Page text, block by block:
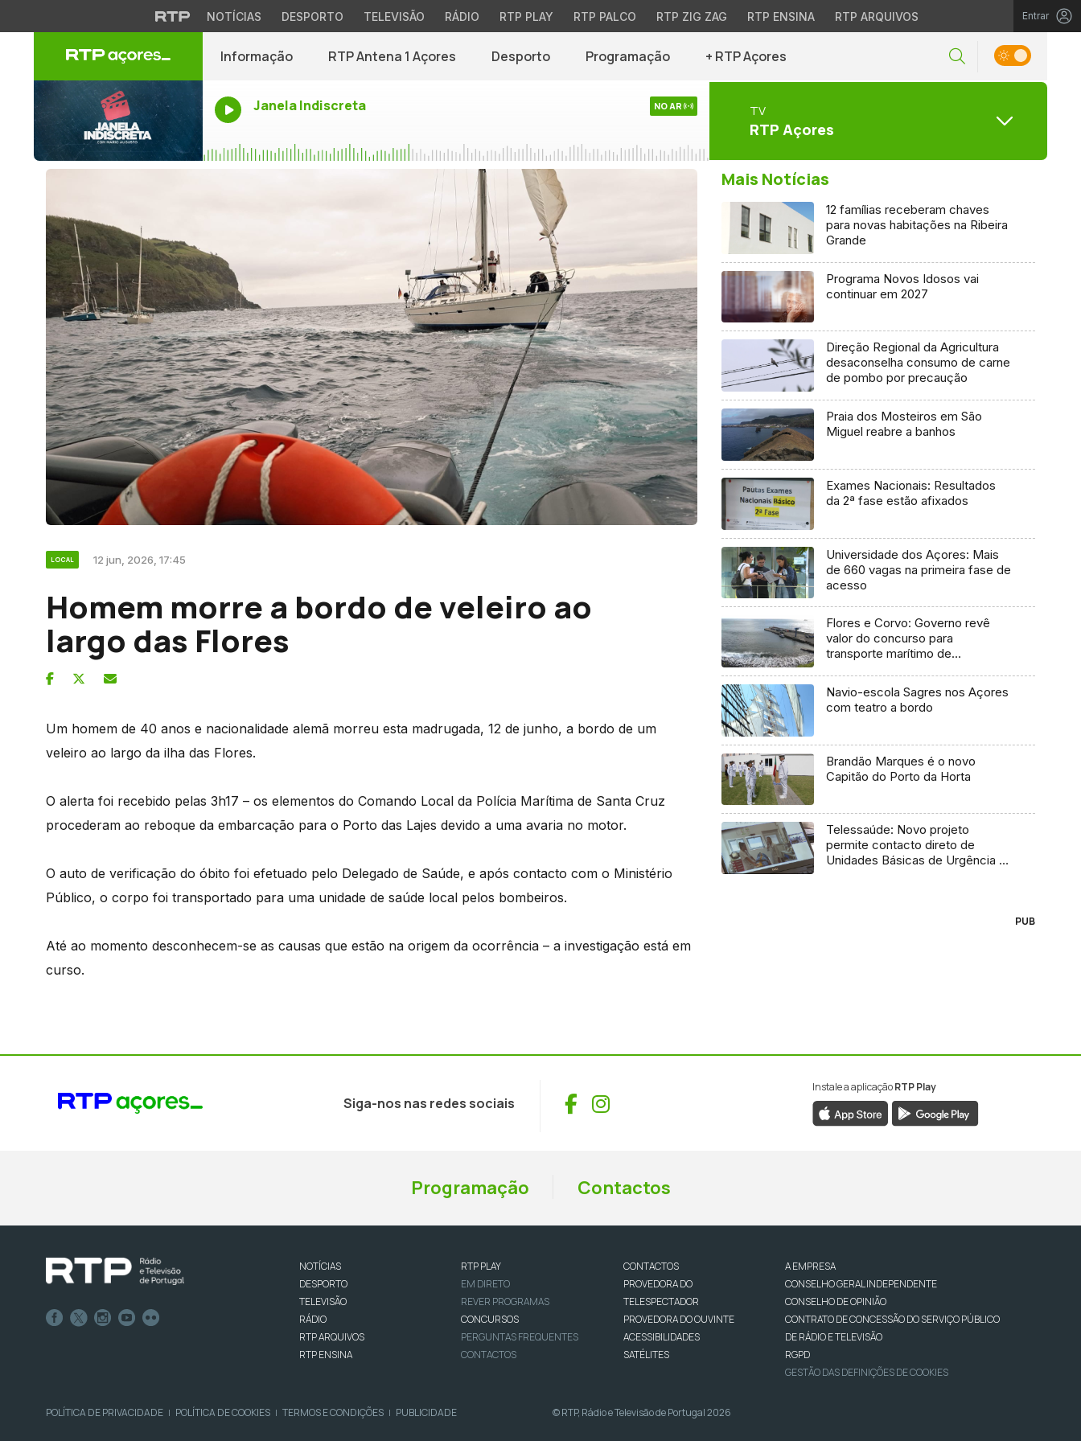
NOTÍCIAS DESPORTO TELEVISÃO RÁDIO RTP PLAY RTP PALCO RTP ZIG ZAG RTP ENSINA RTP ARQUIVOS Entrar
Informação RTP Antena 1 Açores Desporto Programação + RTP Açores
Janela Indiscreta NO AR TV
RTP Açores
LOCAL 12 jun, 2026, 17:45
Homem morre a bordo de veleiro ao
largo das Flores
Um homem de 40 anos e nacionalidade alemã morreu esta madrugada, 12 de junho, a bordo de um
veleiro ao largo da ilha das Flores.
O alerta foi recebido pelas 3h17 – os elementos do Comando Local da Polícia Marítima de Santa Cruz
procederam ao reboque da embarcação para o Porto das Lajes devido a uma avaria no motor.
O auto de verificação do óbito foi efetuado pelo Delegado de Saúde, e após contacto com o Ministério
Público, o corpo foi transportado para uma unidade de saúde local pelos bombeiros.
Até ao momento desconhecem-se as causas que estão na origem da ocorrência – a investigação está em
curso.
Mais Notícias
12 famílias receberam chaves
para novas habitações na Ribeira
Grande
Programa Novos Idosos vai
continuar em 2027
Direção Regional da Agricultura
desaconselha consumo de carne
de pombo por precaução
Praia dos Mosteiros em São
Miguel reabre a banhos
Exames Nacionais: Resultados
da 2ª fase estão afixados
Universidade dos Açores: Mais
de 660 vagas na primeira fase de
acesso
Flores e Corvo: Governo revê
valor do concurso para
transporte marítimo de
Navio-escola Sagres nos Açores
com teatro a bordo
Brandão Marques é o novo
Capitão do Porto da Horta
Telessaúde: Novo projeto
permite contacto direto de
Unidades Básicas de Urgência e
PUB
Siga-nos nas redes sociais Facebook
Instagram
Instale a aplicaçãoRTP Play
Programação Contactos
NOTÍCIAS
DESPORTO
TELEVISÃO
RÁDIO
RTP ARQUIVOS
RTP ENSINA
RTP PLAY
EM DIRETO
REVER PROGRAMAS
CONCURSOS
PERGUNTAS FREQUENTES
CONTACTOS
CONTACTOS
PROVEDORA DO
TELESPECTADOR
PROVEDORA DO OUVINTE
ACESSIBILIDADES
SATÉLITES
A EMPRESA
CONSELHO GERAL INDEPENDENTE
CONSELHO DE OPINIÃO
CONTRATO DE CONCESSÃO DO SERVIÇO PÚBLICO
DE RÁDIO E TELEVISÃO
RGPD
GESTÃO DAS DEFINIÇÕES DE COOKIES
POLÍTICA DE PRIVACIDADE | POLÍTICA DE COOKIES | TERMOS E CONDIÇÕES | PUBLICIDADE © RTP, Rádio e Televisão de Portugal 2026